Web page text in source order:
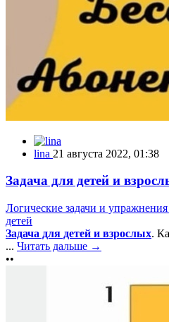
lina 21 августа 2022, 01:38
Задача для детей и
Логические задачи и
детей
Задача для детей и взрослых.
... Читать дальше →
••